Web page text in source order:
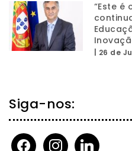
“Este é
26 de
Siga-nos:
facebookinstagramlinkedin